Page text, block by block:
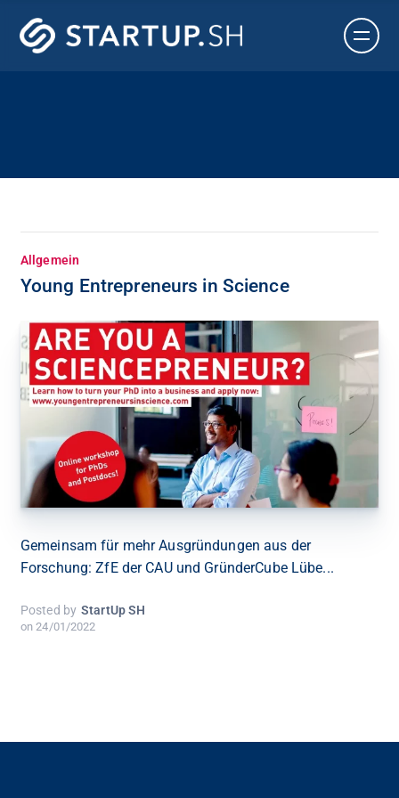
Allgemein
Young Entrepreneurs in Science
Gemeinsam für mehr Ausgründungen aus der
Forschung: ZfE der CAU und GründerCube Lübe...
Posted by StartUp SH
on 24/01/2022